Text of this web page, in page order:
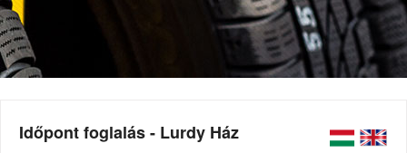
Időpont foglalás - Lurdy Ház